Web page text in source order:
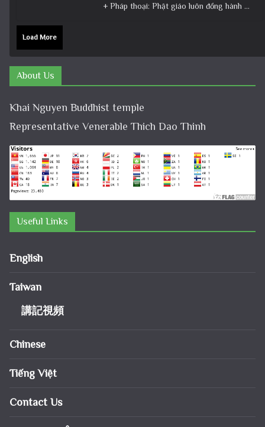
+ Pháp thoại: Phật giáo luôn đồng hành cùng Dân tộc – Bài giảng ý nghĩa nhân dịp 30/4 ngày
Load More
About Us
Khai Nguyen Buddhist temple
Representative Venerable Thich Dao Thinh
Useful Links
English
Taiwan
講記視頻
Chinese
Tiếng Việt
Contact Us